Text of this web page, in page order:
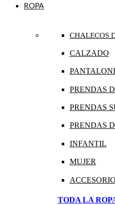
ROPA
CHALECOS
CALZADO
PRENDAS
PRENDAS
PRENDAS
INFANTIL
MUJER
TODA LA